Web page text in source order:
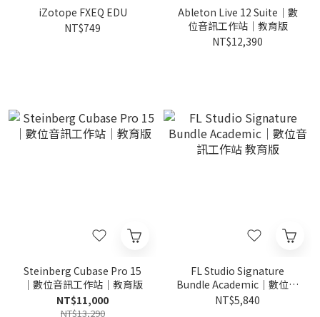
iZotope FXEQ EDU
NT$749
Ableton Live 12 Suite｜數
位音訊工作站｜教育版
NT$12,390
Steinberg Cubase Pro 15
｜數位音訊工作站｜教育版
NT$11,000
NT$13,290
FL Studio Signature
Bundle Academic｜數位音
訊工作站 教育版
NT$5,840